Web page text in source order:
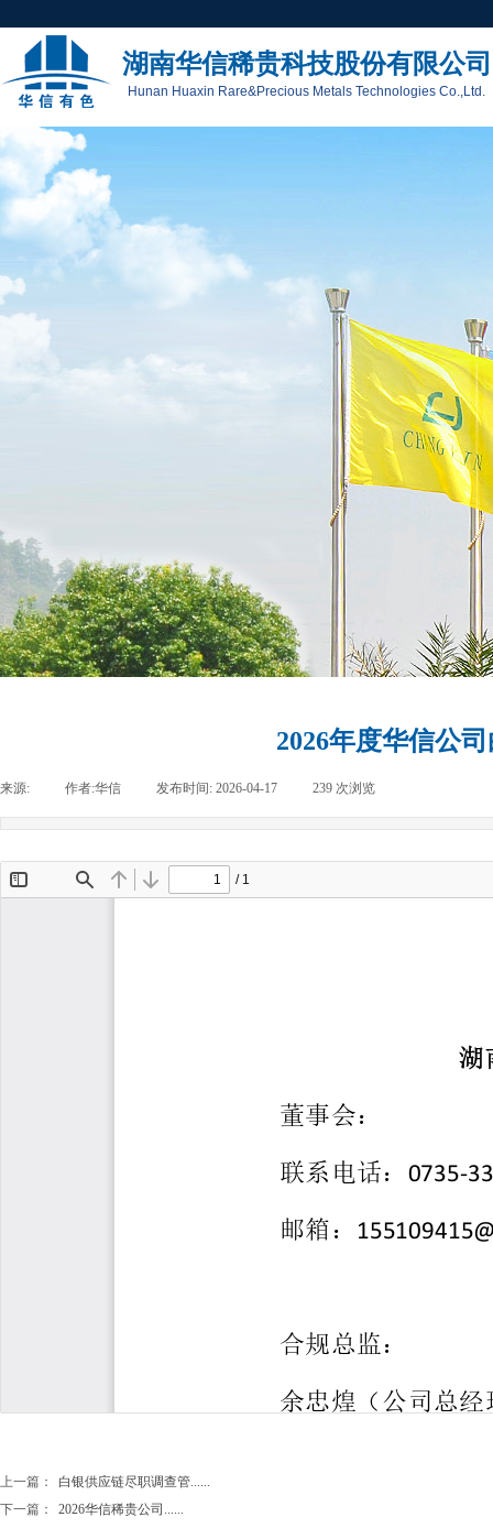
湖南华信稀贵科技股份有限公司
Hunan Huaxin Rare&Precious Metals Technologies Co.,Ltd.
2026年度华信公
来源: 作者:华信 发布时间: 2026-04-17 239 次浏览
上一篇：
白银供应链尽职调查管......
下一篇：
2026华信稀贵公司......